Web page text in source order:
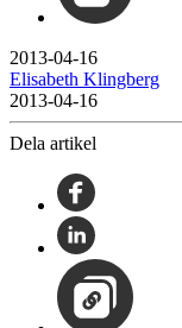
2013-04-16
Elisabeth Klingberg
2013-04-16
Dela artikel